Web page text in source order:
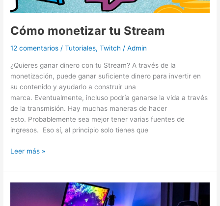
Cómo monetizar tu Stream
12 comentarios /Tutoriales,Twitch /Admin
¿Quieres ganar dinero con tu Stream? A través de la
monetización, puede ganar suficiente dinero para invertir en
su contenido y ayudarlo a construir una
marca. Eventualmente, incluso podría ganarse la vida a través
de la transmisión. Hay muchas maneras de hacer
esto. Probablemente sea mejor tener varias fuentes de
ingresos. Eso sí, al principio solo tienes que
Leer más »